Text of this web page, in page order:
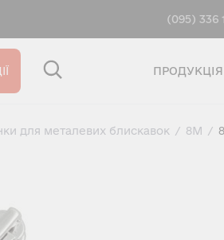
(095) 336
ПРОДУКЦІЯ
для металевих блискавок / 8M /